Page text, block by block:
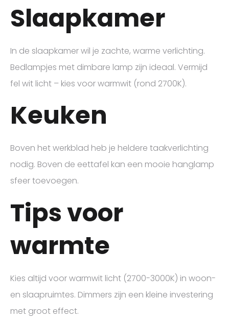
Slaapkamer
In de slaapkamer wil je zachte, warme verlichting.
Bedlampjes met dimbare lamp zijn ideaal. Vermijd
fel wit licht – kies voor warmwit (rond 2700K).
Keuken
Boven het werkblad heb je heldere taakverlichting
nodig. Boven de eettafel kan een mooie hanglamp
sfeer toevoegen.
Tips voor
warmte
Kies altijd voor warmwit licht (2700-3000K) in woon-
en slaapruimtes. Dimmers zijn een kleine investering
met groot effect.